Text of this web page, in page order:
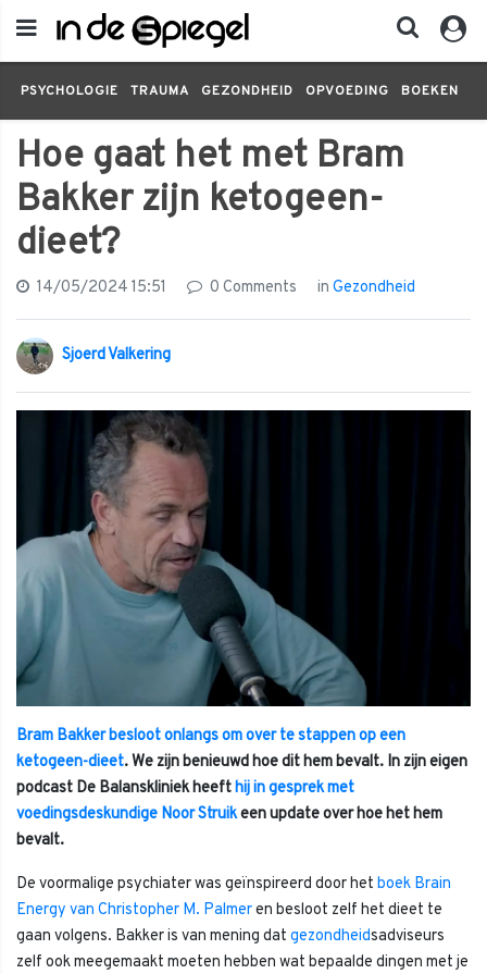
PSYCHOLOGIE TRAUMA GEZONDHEID OPVOEDING BOEKEN
Hoe gaat het met Bram
Bakker zijn ketogeen-
dieet?
14/05/2024 15:51 0 Comments in Gezondheid
Sjoerd Valkering
Bram Bakkerbesloot onlangs om over te stappen op een
ketogeen-dieet. We zijn benieuwd hoe dit hem bevalt. In zijn eigen
podcast De Balanskliniek heefthij in gesprek met
voedingsdeskundige Noor Struikeen update over hoe het hem
bevalt.
De voormalige psychiater was geïnspireerd door het boek Brain
Energy van Christopher M. Palmeren besloot zelf het dieet te
gaan volgens. Bakker is van mening dat gezondheidsadviseurs
zelf ook meegemaakt moeten hebben wat bepaalde dingen met je